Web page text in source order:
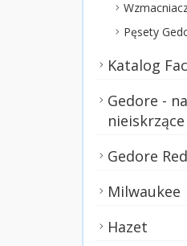
Pęsety
Katalog
Gedore -
nieiskrzące
Gedore Red
Milwaukee
Hazet